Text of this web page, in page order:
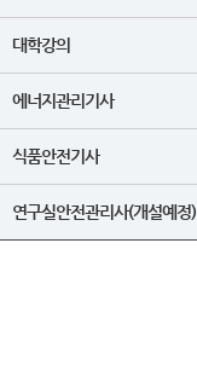
대학강의
에너지관리기사
식품안전기사
연구실안전관리사(개설예정)